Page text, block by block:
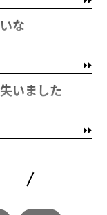
な
いました